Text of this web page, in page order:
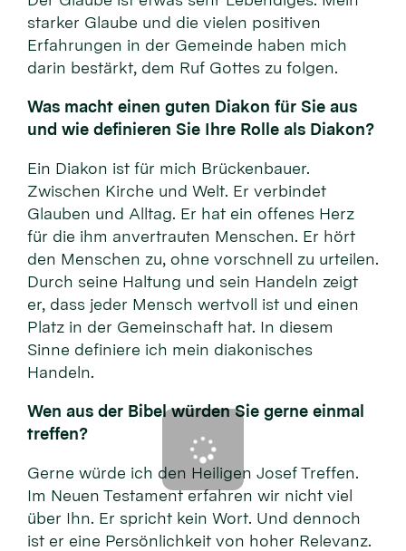
starker Glaube und die vielen positiven
Erfahrungen in der Gemeinde haben mich
darin bestärkt, dem Ruf Gottes zu folgen.
Was macht einen guten Diakon für Sie aus
und wie definieren Sie Ihre Rolle als Diakon?
Ein Diakon ist für mich Brückenbauer.
Zwischen Kirche und Welt. Er verbindet
Glauben und Alltag. Er hat ein offenes Herz
für die ihm anvertrauten Menschen. Er hört
den Menschen zu, ohne vorschnell zu urteilen.
Durch seine Haltung und sein Handeln zeigt
er, dass jeder Mensch wertvoll ist und einen
Platz in der Gemeinschaft hat. In diesem
Sinne definiere ich mein diakonisches
Handeln.
Wen aus der Bibel würden Sie gerne einmal
treffen?
Gerne würde ich den Heiligen Josef Treffen.
Im Neuen Testament erfahren wir nicht viel
über Ihn. Er spricht kein Wort. Und dennoch
ist er eine Persönlichkeit von hoher Relevanz.